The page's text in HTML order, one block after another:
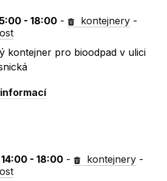
- 18:00 - kontejnery -
kontejner pro bioodpad v ulici
- 18:00 - kontejnery -